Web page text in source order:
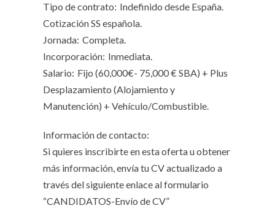
Tipo de contrato: Indefinido desde España.
Cotización SS española.
Jornada: Completa.
Incorporación: Inmediata.
Salario: Fijo (60,000€- 75,000 € SBA) + Plus
Desplazamiento (Alojamiento y
Manutención) + Vehículo/Combustible.
Información de contacto:
Si quieres inscribirte en esta oferta u obtener
más información, envía tu CV actualizado a
través del siguiente enlace al formulario
“CANDIDATOS-Envío de CV”